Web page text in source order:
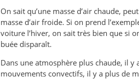
On sait qu’une masse d’air chaude,
masse d’air froide. Si on prend
voiture l’hiver, on sait très bien que si
buée disparaît.
Dans une atmosphère plus chaude, il
mouvements convectifs, il y a plus de